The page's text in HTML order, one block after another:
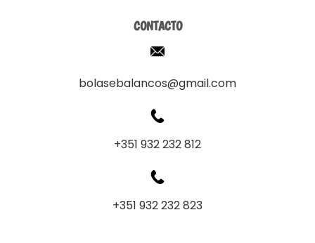
CONTACTO
bolasebalancos@gmail.com
+351 932 232 812
+351 932 232 823